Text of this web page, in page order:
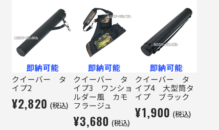
クイーバー タ
イプ2
¥2,820 (税込)
クイーバー タ
イプ3 ワンショ
ルダー風 カモ
フラージュ
¥3,680 (税込)
クイーバー タ
イプ4 大型筒タ
イプ ブラック
¥1,900 (税込)